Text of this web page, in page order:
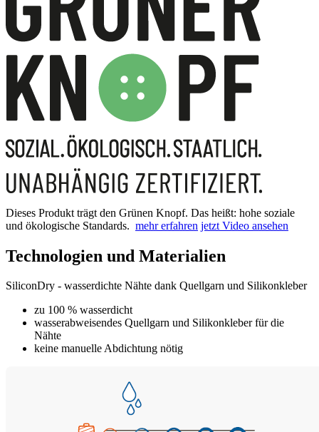
Dieses Produkt trägt den Grünen Knopf. Das heißt: hohe soziale
und ökologische Standards. mehr erfahren jetzt Video ansehen
Technologien und Materialien
SiliconDry - wasserdichte Nähte dank Quellgarn und Silikonkleber
zu 100 % wasserdicht
wasserabweisendes Quellgarn und Silikonkleber für die
Nähte
keine manuelle Abdichtung nötig